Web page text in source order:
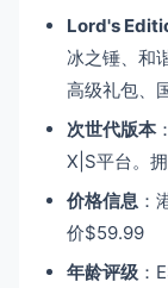
Lord's
冰之锤、和
高级礼包、
次世代版本
X|S平台。
价格信息 ：
价$59.99
年龄评级 ：